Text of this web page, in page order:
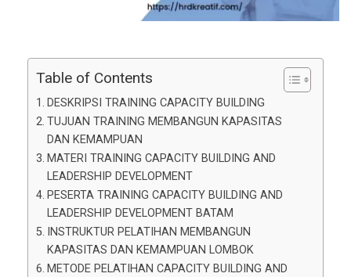
Table of Contents
DESKRIPSI TRAINING CAPACITY BUILDING
TUJUAN TRAINING MEMBANGUN KAPASITAS
DAN KEMAMPUAN
MATERI TRAINING CAPACITY BUILDING AND
LEADERSHIP DEVELOPMENT
PESERTA TRAINING CAPACITY BUILDING AND
LEADERSHIP DEVELOPMENT BATAM
INSTRUKTUR PELATIHAN MEMBANGUN
KAPASITAS DAN KEMAMPUAN LOMBOK
METODE PELATIHAN CAPACITY BUILDING AND